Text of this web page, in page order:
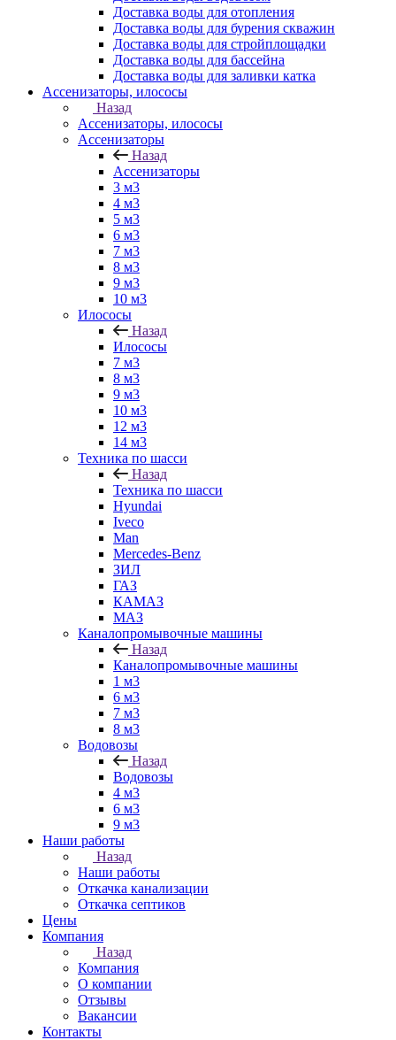
Доставка воды для отопления
Доставка воды для бурения скважин
Доставка воды для стройплощадки
Доставка воды для бассейна
Доставка воды для заливки катка
Ассенизаторы, илососы
Назад
Ассенизаторы, илососы
Ассенизаторы
Назад
Ассенизаторы
3 м3
4 м3
5 м3
6 м3
7 м3
8 м3
9 м3
10 м3
Илососы
Назад
Илососы
7 м3
8 м3
9 м3
10 м3
12 м3
14 м3
Техника по шасси
Назад
Техника по шасси
Hyundai
Iveco
Man
Mercedes-Benz
ЗИЛ
ГАЗ
КАМАЗ
МАЗ
Каналопромывочные машины
Назад
Каналопромывочные машины
1 м3
6 м3
7 м3
8 м3
Водовозы
Назад
Водовозы
4 м3
6 м3
9 м3
Наши работы
Назад
Наши работы
Откачка канализации
Откачка септиков
Цены
Компания
Назад
Компания
О компании
Отзывы
Вакансии
Контакты